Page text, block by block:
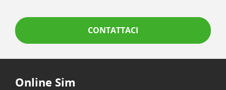
CONTATTACI
Online Sim